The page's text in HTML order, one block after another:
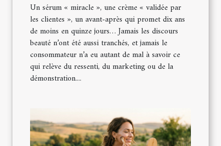
Un sérum « miracle », une crème « validée par
les clientes », un avant-après qui promet dix ans
de moins en quinze jours… Jamais les discours
beauté n’ont été aussi tranchés, et jamais le
consommateur n’a eu autant de mal à savoir ce
qui relève du ressenti, du marketing ou de la
démonstration....